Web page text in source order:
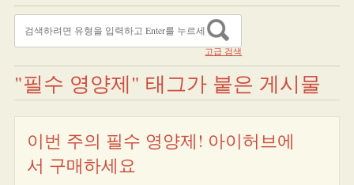
고급 검색
"필수 영양제" 태그가 붙은 게시물
이번 주의 필수 영양제! 아이허브에
서 구매하세요